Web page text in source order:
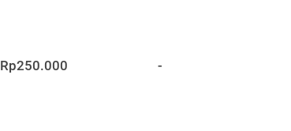
Rp250.000 -